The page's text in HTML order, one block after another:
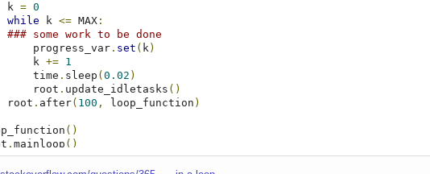
    k
= 0
while k <= MAX:
### some work to be done
        progress_var
. set ( k)
        k
+=
1
        time
. sleep ( 0.02 )
        root
. update_idletasks ()
    root
. after( 100 , loop_function )
()
. mainloop ()